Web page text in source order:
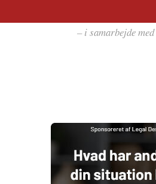
– i samarbejde med